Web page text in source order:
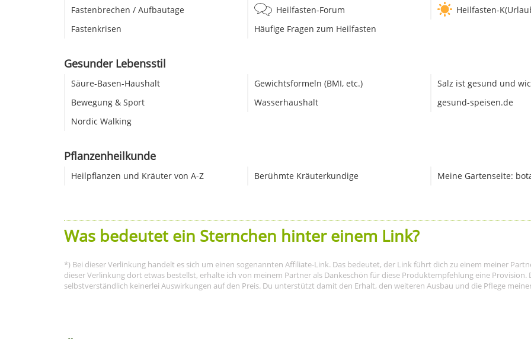
Fastenbrechen / Aufbautage
Fastenkrisen
Heilfasten-Forum
Häufige Fragen zum Heilfasten
Heilfasten-
Gesunder Lebensstil
Säure-Basen-Haushalt
Bewegung & Sport
Nordic Walking
Gewichtsformeln (BMI, etc.)
Wasserhaushalt
Salz ist gesund und
gesund-speisen.de
Pflanzenheilkunde
Heilpflanzen und Kräuter von A-Z Berühmte Kräuterkundige Meine Gartenseite:
Was bedeutet ein Sternchen hinter einem Link?
*) Bei dieser Verlinkung handelt es sich um einen sogenannten Affiliate-Link. Das bedeutet, der Link führt dich zu einem meiner
dieser Verlinkung dort etwas bestellst, erhalte ich von meinem Partner als Dankeschön für diese Produktempfehlung eine Provision.
selbstverständlich keinerlei Auswirkungen auf den Preis. Du unterstützt damit den Erhalt, den weiteren Ausbau und die Pflege